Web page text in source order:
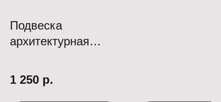
Подвеска
архитектурная
1 250 р.